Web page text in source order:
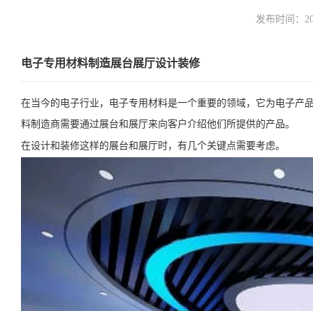
发布时间：
电子专用材料制造展台展厅设计装修
在当今的电子行业，电子专用材料是一个重要的领域，它为电子
料制造商需要通过展台和展厅来向客户介绍他们所提供的产品。
在设计和装修这样的展台和展厅时，有几个关键点需要考虑。